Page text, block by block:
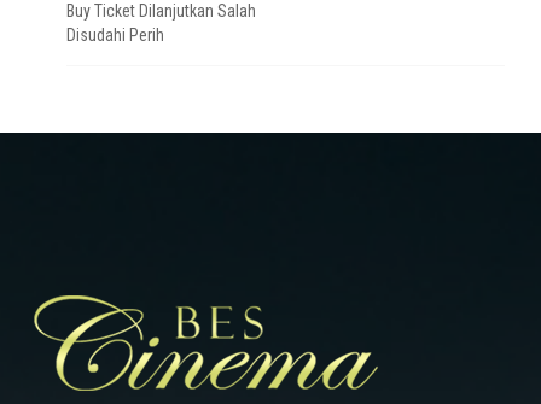
Buy Ticket Dilanjutkan Salah
Disudahi Perih